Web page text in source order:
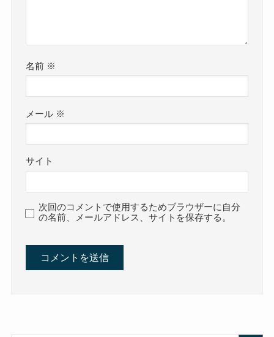
名前 ※
メール ※
サイト
次回のコメントで使用するためブラウザーに自分
の名前、メールアドレス、サイトを保存する。